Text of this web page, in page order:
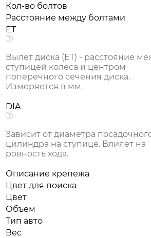
Кол-во болтов
Расстояние между болтами
ET
Вылет диска (ЕТ) - расстояние
ступицей колеса и центром
поперечного сечения диска.
Измеряется в мм.
DIA
Зависит от диаметра
цилиндра на ступице. Влияет на
ровность хода.
Описание крепежа
Цвет для поиска
Цвет
Объем
Тип авто
Вес